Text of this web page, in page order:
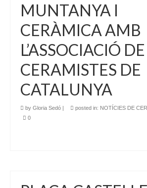
MUNTANYA I
CERÀMICA AMB
L’ASSOCIACIÓ DE
CERAMISTES DE
CATALUNYA
by Gloria Sedó posted in: NOTÍCIES DE
0